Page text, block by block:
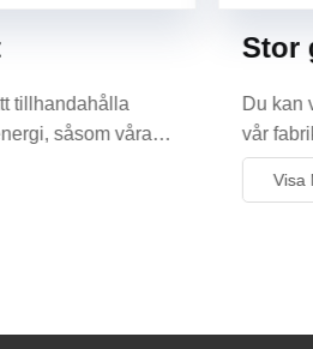
köpa stor gasgenerator från
kan konsultera oss nu, vi